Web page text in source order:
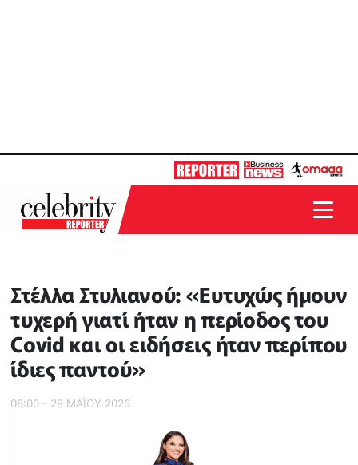
Στέλλα Στυλιανού: «Ευτυχώς ήμουν
τυχερή γιατί ήταν η περίοδος του
Covid και οι ειδήσεις ήταν περίπου
ίδιες παντού»
08:00 - 29 ΜΑΪ́ΟΥ 2026